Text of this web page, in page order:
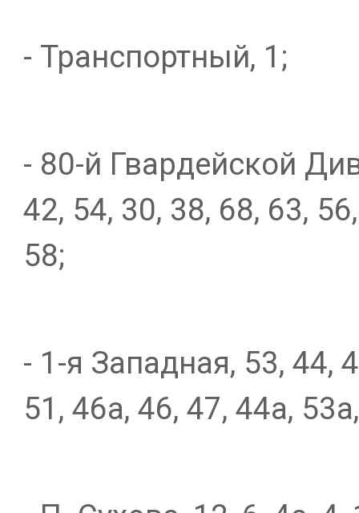
- Транспортный, 1;
- 80-й Гвардейской
42, 54, 30, 38, 68, 63,
58;
- 1-я Западная, 53, 44,
51, 46а, 46, 47, 44а,